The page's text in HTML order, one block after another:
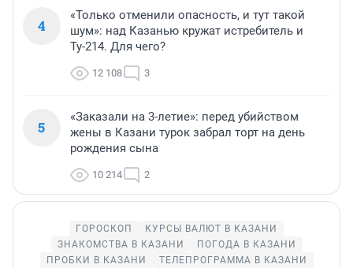
4
«Только отменили опасность, и тут такой
шум»: над Казанью кружат истребитель и
Ту-214. Для чего?
12 108 3
5
«Заказали на 3-летие»: перед убийством
жены в Казани турок забрал торт на день
рождения сына
10 214 2
ГОРОСКОП
КУРСЫ ВАЛЮТ В КАЗАНИ
ЗНАКОМСТВА В КАЗАНИ
ПОГОДА В КАЗАНИ
ПРОБКИ В КАЗАНИ
ТЕЛЕПРОГРАММА В КАЗАНИ